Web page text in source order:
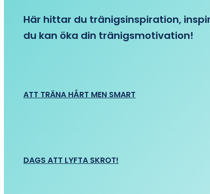
Här hittar du tränigsinspiration,
du kan öka din tränigsmotivation!
ATT TRÄNA HÅRT MEN SMART
DAGS ATT LYFTA SKROT!